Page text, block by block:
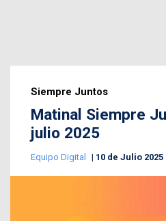
Siempre Juntos
Matinal Siempre
julio 2025
Equipo Digital 10 de Julio 2025